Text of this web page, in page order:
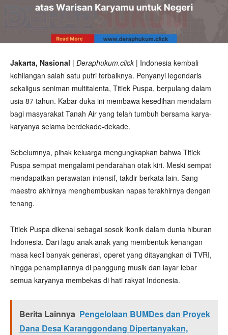
Jakarta, Nasional | Deraphukum.click | Indonesia kembali
kehilangan salah satu putri terbaiknya. Penyanyi legendaris
sekaligus seniman multitalenta, Titiek Puspa, berpulang dalam
usia 87 tahun. Kabar duka ini membawa kesedihan mendalam
bagi masyarakat Tanah Air yang telah tumbuh bersama karya-
karyanya selama berdekade-dekade.
Sebelumnya, pihak keluarga mengungkapkan bahwa Titiek
Puspa sempat mengalami pendarahan otak kiri. Meski sempat
mendapatkan perawatan intensif, takdir berkata lain. Sang
maestro akhirnya menghembuskan napas terakhirnya dengan
tenang.
Titiek Puspa dikenal sebagai sosok ikonik dalam dunia hiburan
Indonesia. Dari lagu anak-anak yang membentuk kenangan
masa kecil banyak generasi, operet yang ditayangkan di TVRI,
hingga penampilannya di panggung musik dan layar lebar
semua karyanya membekas di hati rakyat Indonesia.
Berita Lainnya Pengelolaan BUMDes dan Proyek
Dana Desa Karanggondang Dipertanyakan,